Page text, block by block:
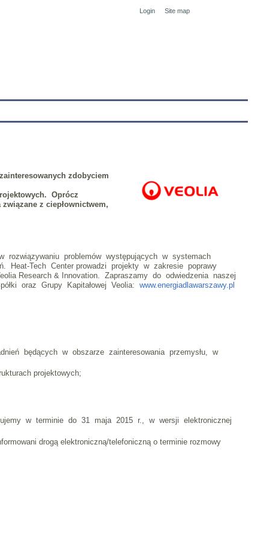
Site map
Login
zdobyciem
Oprócz
z ciepłownictwem,
rozwiązywaniu problemów występujących w systemach
Heat-Tech Center prowadzi projekty w zakresie poprawy
Research & Innovation. Zapraszamy do odwiedzenia naszej
oraz Grupy Kapitałowej Veolia: www.energiadlawarszawy.pl
będących w obszarze zainteresowania przemysłu, w
projektowych;
w terminie do 31 maja 2015 r., w wersji elektronicznej
drogą elektroniczną/telefoniczną o terminie rozmowy